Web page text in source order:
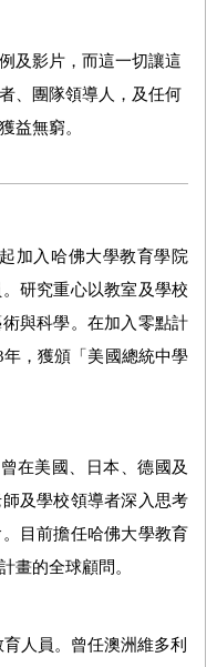
及影片， 而這一切讓這
、團隊領導人，及任何
益無窮。
加入哈佛大學教育學院
研究重心以教室及學校
與科學。在加入零點計
，獲頒「美國總統中學
在美國、日本、德國及
及學校領導者深入思考
目前擔任哈佛大學教育
畫的全球顧問。
人員。曾任澳洲維多利